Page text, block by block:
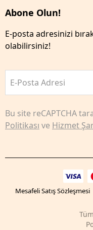
Abone Olun!
E-posta adresinizi
olabilirsiniz!
E-Posta Adresi
Bu site reCAPTCHA
Politikası ve Hizmet
Mesafeli Satış Sözleşmesi